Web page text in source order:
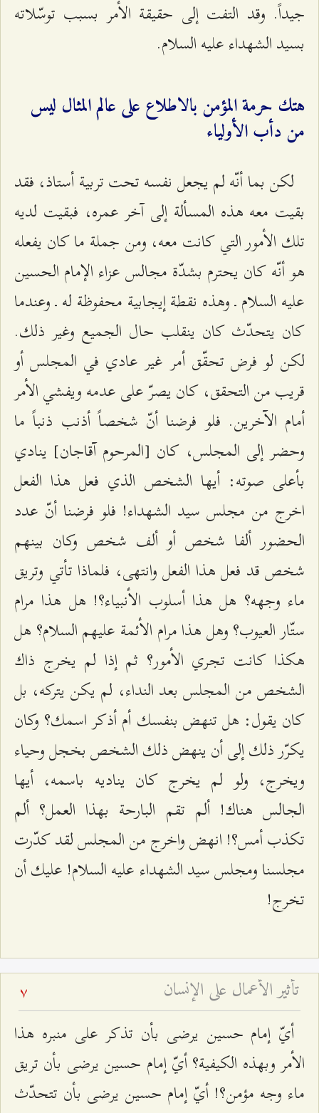
جيداً. وقد التفت إلى حقيقة الأمر بسبب توسّلاته
بسيد الشهداء عليه السلام.
هتك حرمة المؤمن بالاطلاع على عالم المثال ليس
من دأب الأولياء
لكن بما أنّه لم يجعل نفسه تحت تربية أستاذ، فقد
بقيت معه هذه المسألة إلى آخر عمره، فبقيت لديه
تلك الأمور التي كانت معه، ومن جملة ما كان يفعله
هو أنّه كان يحترم بشدّة مجالس عزاء الإمام الحسين
عليه السلام ـ وهذه نقطة إيجابية محفوظة له ـ وعندما
كان يتحدّث كان ينقلب حال الجميع وغير ذلك.
لكن لو فرض تحقّق أمر غير عادي في المجلس أو
قريب من التحقق، كان يصرّ على عدمه ويفشي الأمر
أمام الآخرين. فلو فرضنا أنّ شخصاً أذنب ذنباً ما
وحضر إلى المجلس، كان [المرحوم آقاجان] ينادي
بأعلى صوته: أيها الشخص الذي فعل هذا الفعل
اخرج من مجلس سيد الشهداء! فلو فرضنا أنّ عدد
الحضور ألفا شخص أو ألف شخص وكان بينهم
شخص قد فعل هذا الفعل وانتهى، فلماذا تأتي وتريق
ماء وجهه؟ هل هذا أسلوب الأنبياء؟! هل هذا مرام
ستّار العيوب؟ وهل هذا مرام الأئمة عليهم السلام؟ هل
هكذا كانت تجري الأمور؟ ثم إذا لم يخرج ذاك
الشخص من المجلس بعد النداء، لم يكن يتركه، بل
كان يقول: هل تنهض بنفسك أم أذكر اسمك؟ وكان
يكرّر ذلك إلى أن ينهض ذلك الشخص بخجل وحياء
ويخرج، ولو لم يخرج كان يناديه باسمه، أيها
الجالس هناك! ألم تقم البارحة بهذا العمل؟ ألم
تكذب أمس؟! انهض واخرج من المجلس لقد كدّرت
مجلسنا ومجلس سيد الشهداء عليه السلام! عليك أن
تخرج!
تأثير الأعمال على الإنسان 7
أيّ إمام حسين يرضى بأن تذكر على منبره هذا
الأمر وبهذه الكيفية؟ أيّ إمام حسين يرضى بأن تريق
ماء وجه مؤمن؟! أيّ إمام حسين يرضى بأن تتحدّث